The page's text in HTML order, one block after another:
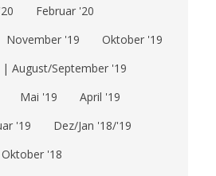
Februar '20
November '19
Oktober '19
| August/September '19
Mai '19
April '19
'19
Dez/Jan '18/'19
Oktober '18